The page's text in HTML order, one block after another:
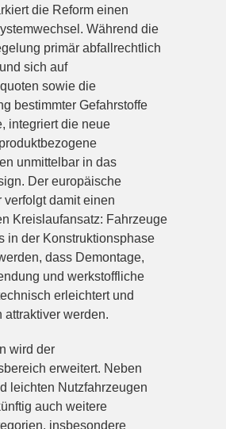
die Reform einen
Während die
primär abfallrechtlich
sich auf
sowie die
bestimmter Gefahrstoffe
integriert die neue
unmittelbar in das
Der europäische
verfolgt damit einen
Kreislaufansatz: Fahrzeuge
in der Konstruktionsphase
dass Demontage,
und werkstoffliche
erleichtert und
attraktiver werden.
wird der
erweitert. Neben
leichten Nutzfahrzeugen
auch weitere
insbesondere